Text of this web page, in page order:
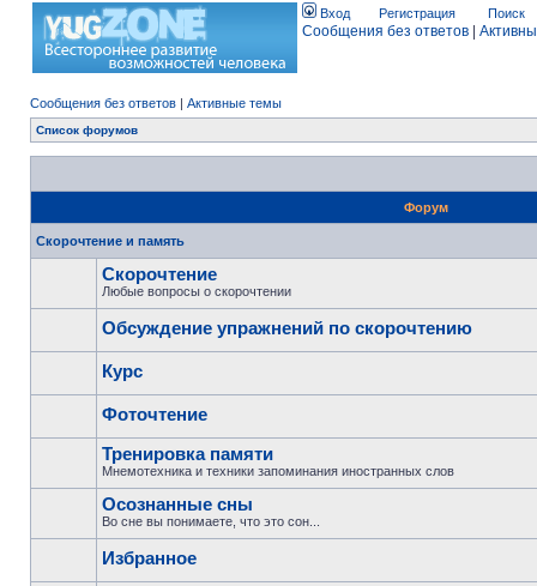
Вход Регистрация Поиск
Сообщения без ответов
Сообщения без ответов | Активные темы
Список форумов
Форум
Скорочтение и память
Скорочтение
Любые вопросы о скорочтении
Обсуждение упражнений по скорочтению
Курс
Фоточтение
Тренировка памяти
Мнемотехника и техники запоминания иностранных слов
Осознанные сны
Во сне вы понимаете, что это сон...
Избранное